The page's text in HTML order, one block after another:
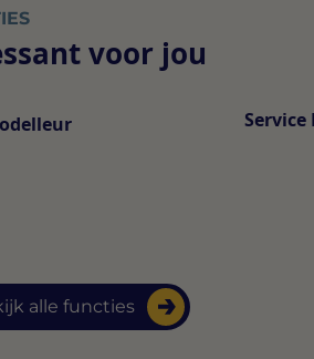
voor jou
alle functies